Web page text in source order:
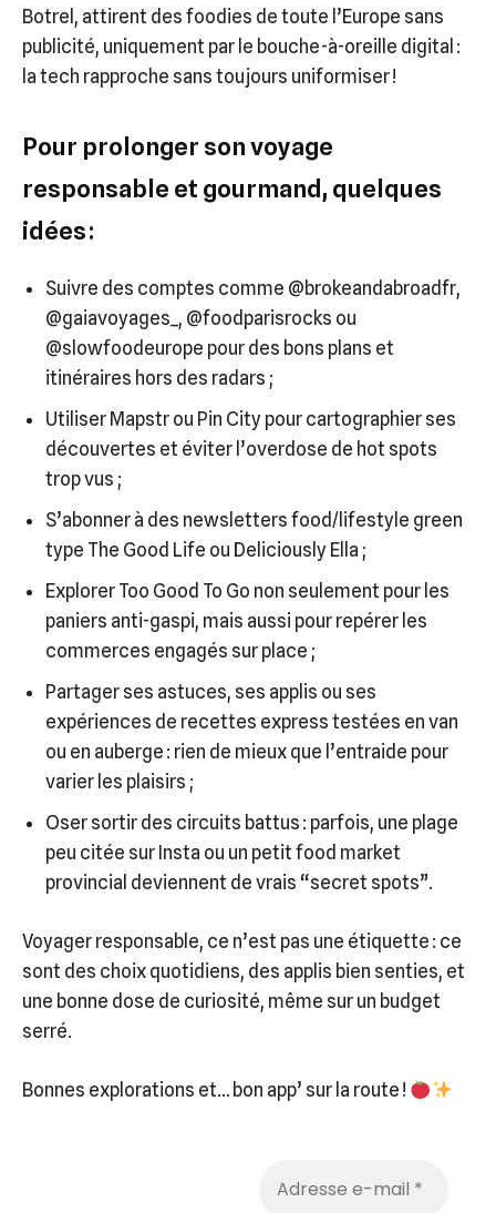
Botrel, attirent des foodies de toute l’Europe sans
publicité, uniquement par le bouche-à-oreille digital :
la tech rapproche sans toujours uniformiser !
Pour prolonger son voyage
responsable et gourmand, quelques
idées :
Suivre des comptes comme @brokeandabroadfr,
@gaiavoyages_, @foodparisrocks ou
@slowfoodeurope pour des bons plans et
itinéraires hors des radars ;
Utiliser Mapstr ou Pin City pour cartographier ses
découvertes et éviter l’overdose de hot spots
trop vus ;
S’abonner à des newsletters food/lifestyle green
type The Good Life ou Deliciously Ella ;
Explorer Too Good To Go non seulement pour les
paniers anti-gaspi, mais aussi pour repérer les
commerces engagés sur place ;
Partager ses astuces, ses applis ou ses
expériences de recettes express testées en van
ou en auberge : rien de mieux que l’entraide pour
varier les plaisirs ;
Oser sortir des circuits battus : parfois, une plage
peu citée sur Insta ou un petit food market
provincial deviennent de vrais “secret spots”.
Voyager responsable, ce n’est pas une étiquette : ce
sont des choix quotidiens, des applis bien senties, et
une bonne dose de curiosité, même sur un budget
serré.
Bonnes explorations et… bon app’ sur la route !